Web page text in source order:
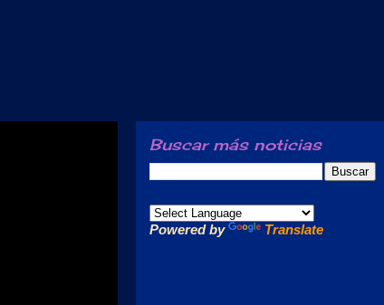
Buscar más noticias
Powered by Translate